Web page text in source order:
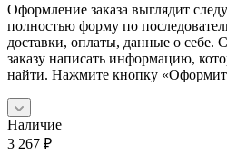
Оформление заказа выглядит
полностью форму по
доставки, оплаты, данные о себе.
заказу написать информацию,
найти. Нажмите кнопку
Наличие
3 267 ₽